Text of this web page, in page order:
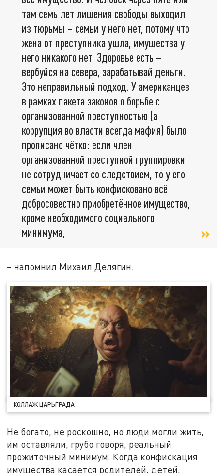
там семь лет лишения свободы выходил
из тюрьмы – семьи у него нет, потому что
жена от преступника ушла, имущества у
него никакого нет. Здоровье есть –
вербуйся на севера, зарабатывай деньги.
Это неправильный подход. У американцев
в рамках пакета законов о борьбе с
организованной преступностью (а
коррупция во власти всегда мафия) было
прописано чётко: если член
организованной преступной группировки
не сотрудничает со следствием, то у его
семьи может быть конфисковано всё
добросовестно приобретённое имущество,
кроме необходимого социального
минимума,
– напомнил Михаил Делягин.
КОЛЛАЖ ЦАРЬГРАДА
Не богато, не роскошно, но люди могли жить,
им оставляли, грубо говоря, реальный
прожиточный минимум. Когда конфискация
имущества касается родителей, детей,